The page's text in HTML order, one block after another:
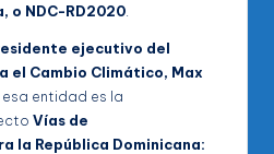
o NDC-RD2020
ejecutivo del
el Cambio Climático, Max
esa entidad es la
Vías de
la República Dominicana: